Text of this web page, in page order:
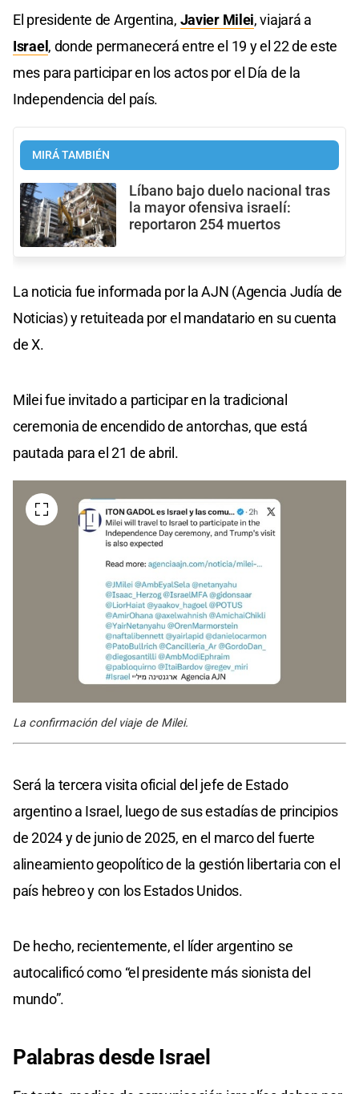
El presidente de Argentina, Javier Milei, viajará a
Israel, donde permanecerá entre el 19 y el 22 de este
mes para participar en los actos por el Día de la
Independencia del país.
MIRÁ TAMBIÉN
Líbano bajo duelo nacional tras
la mayor ofensiva israelí:
reportaron 254 muertos
La noticia fue informada por la AJN (Agencia Judía de
Noticias) y retuiteada por el mandatario en su cuenta
de X.
Milei fue invitado a participar en la tradicional
ceremonia de encendido de antorchas, que está
pautada para el 21 de abril.
La confirmación del viaje de Milei.
Será la tercera visita oficial del jefe de Estado
argentino a Israel, luego de sus estadías de principios
de 2024 y de junio de 2025, en el marco del fuerte
alineamiento geopolítico de la gestión libertaria con el
país hebreo y con los Estados Unidos.
De hecho, recientemente, el líder argentino se
autocalificó como “el presidente más sionista del
mundo”.
Palabras desde Israel